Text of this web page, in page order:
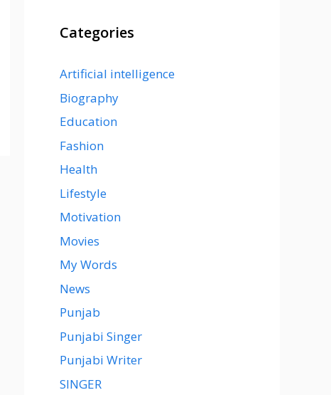
Categories
Artificial intelligence
Biography
Education
Fashion
Health
Lifestyle
Motivation
Movies
My Words
News
Punjab
Punjabi Singer
Punjabi Writer
SINGER